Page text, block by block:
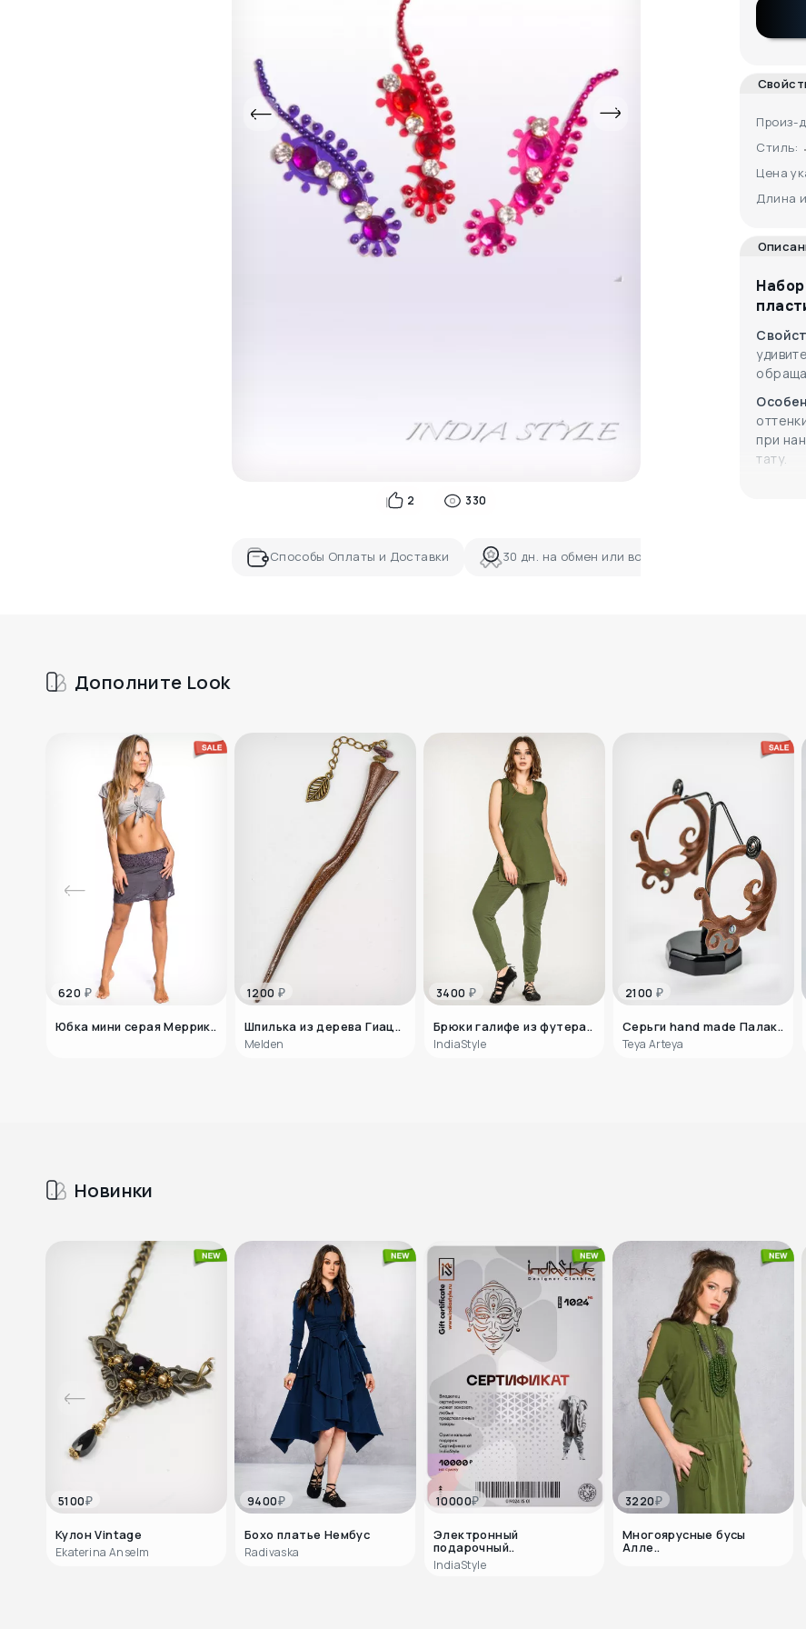
2 330
Способы Оплаты и Доставки 30 дн. на обмен или возврат
Произ-
Стиль:
Цена
Длина
при
тату.
Дополните Look
620 ₽
Юбка мини серая Меррик..
1200 ₽
Шпилька из дерева Гиац..
Melden
3400 ₽
Брюки галифе из футера..
IndiaStyle
2100 ₽
Серьги hand made Палак..
Teya Arteya
Новинки
5100₽
Кулон Vintage
Ekaterina Anselm
9400₽
Бохо платье Нембус
Radivaska
10000₽
Электронный
подарочный..
IndiaStyle
3220₽
Многоярусные бусы
Алле..